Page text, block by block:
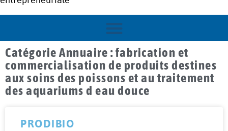
Catégorie Annuaire : fabrication et
commercialisation de produits destines
aux soins des poissons et au traitement
des aquariums d eau douce
PRODIBIO